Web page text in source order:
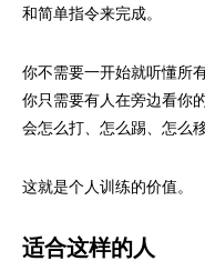
和简单指令来完成。
你不需要一开始就听懂所
你只需要有人在旁边看你
会怎么打、怎么踢、怎么移
这就是个人训练的价值。
适合这样的人